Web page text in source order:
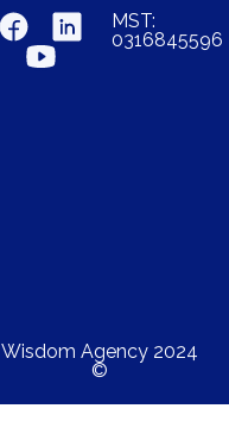
MST:
0316845596
Wisdom Agency 2024
©